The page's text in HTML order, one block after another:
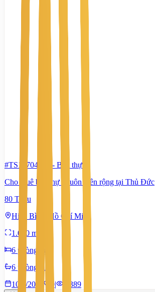
#TS14704010 - Biệt thự
Cho thuê biệt thự khuôn viên rộng tại Thủ Đức
80 Triệu
Hiệp Bình, Hồ Chí Minh
1.000 m²
6 phòng ngủ
6 phòng tắm
10/7/2026
0| 1.389